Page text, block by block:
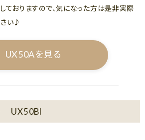
ておりますので、気になった方は是非実際
い♪
UX50Aを見る
UX50Bl